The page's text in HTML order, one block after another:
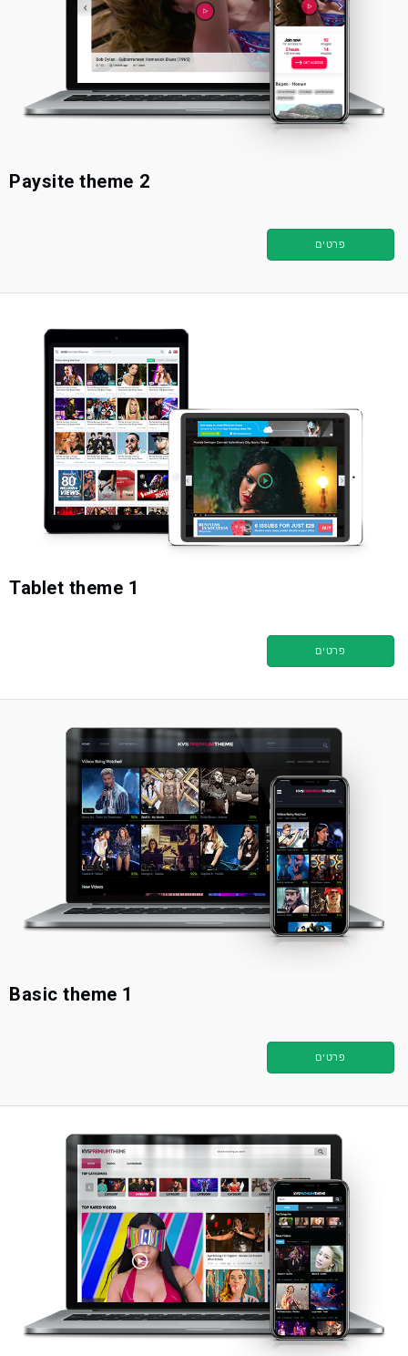
Paysite theme 2
פרטים
Tablet theme 1
פרטים
Basic theme 1
פרטים